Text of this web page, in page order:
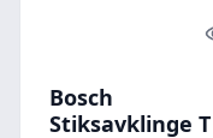
Bosch
Stiksavklinge T